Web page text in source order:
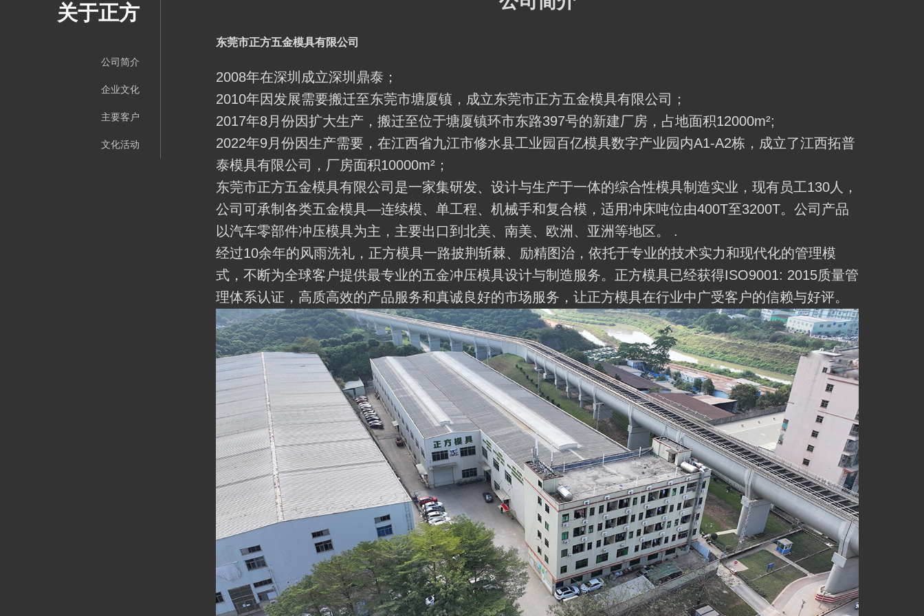
关于正方
公司简介
企业文化
主要客户
文化活动
东莞市正方五金模具有限公司
2008年在深圳成立深圳鼎泰；
2010年因发展需要搬迁至东莞市塘厦镇，成立东莞市正方五金模具有限公司；
2017年8月份因扩大生产，搬迁至位于塘厦镇环市东路397号的新建厂房，占地面积12000m²;
2022年9月份因生产需要，在江西省九江市修水县工业园百亿模具数字产业园内A1-A2栋，成立了江西拓普
泰模具有限公司，厂房面积10000m²；
东莞市正方五金模具有限公司是一家集研发、设计与生产于一体的综合性模具制造实业，现有员工130人，
公司可承制各类五金模具—连续模、单工程、机械手和复合模，适用冲床吨位由400T至3200T。公司产品
以汽车零部件冲压模具为主，主要出口到北美、南美、欧洲、亚洲等地区。 .
经过10余年的风雨洗礼，正方模具一路披荆斩棘、励精图治，依托于专业的技术实力和现代化的管理模
式，不断为全球客户提供最专业的五金冲压模具设计与制造服务。正方模具已经获得ISO9001: 2015质量管
理体系认证，高质高效的产品服务和真诚良好的市场服务，让正方模具在行业中广受客户的信赖与好评。